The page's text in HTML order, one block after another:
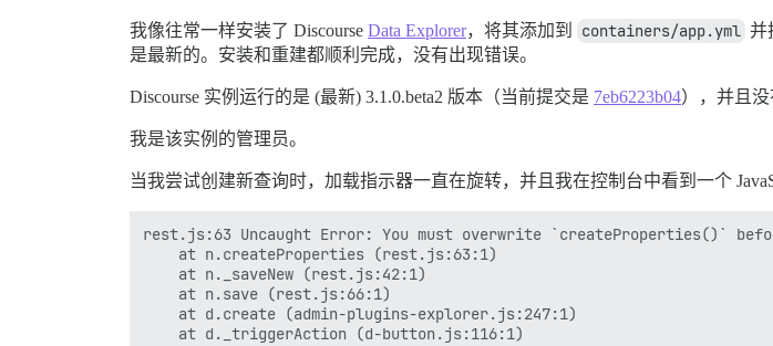
我像往常一样安装了 Discourse Data Explorer，将其添加到 containers/app.yml 并
是最新的。安装和重建都顺利完成，没有出现错误。
Discourse 实例运行的是 (最新) 3.1.0.beta2 版本（当前提交是 7eb6223b04），并且没
我是该实例的管理员。
当我尝试创建新查询时，加载指示器一直在旋转，并且我在控制台中看到一个
rest.js:63 Uncaught Error: You must overwrite `createProperties()`
    at n.createProperties (rest.js:63:1)
    at n._saveNew (rest.js:42:1)
    at n.save (rest.js:66:1)
    at d.create (admin-plugins-explorer.js:247:1)
    at d._triggerAction (d-button.js:116:1)